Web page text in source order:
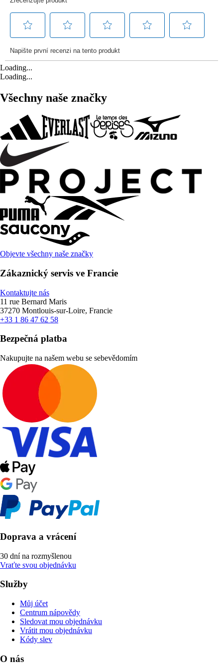
Loading...
Loading...
Všechny naše značky
Objevte všechny naše značky
Zákaznický servis ve Francie
Kontaktujte nás
11 rue Bernard Maris
37270 Montlouis-sur-Loire, Francie
+33 1 86 47 62 58
Bezpečná platba
Nakupujte na našem webu se sebevědomím
Doprava a vrácení
30 dní na rozmyšlenou
Vraťte svou objednávku
Služby
Můj účet
Centrum nápovědy
Sledovat mou objednávku
Vrátit mou objednávku
Kódy slev
O nás